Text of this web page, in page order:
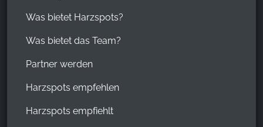
Was bietet Harzspots?
Was bietet das Team?
Partner werden
Harzspots empfehlen
Harzspots empfiehlt